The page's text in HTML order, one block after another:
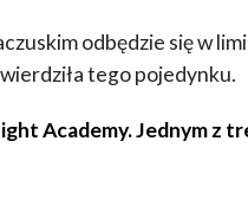
odbędzie się w
tego pojedynku.
Academy. Jednym z